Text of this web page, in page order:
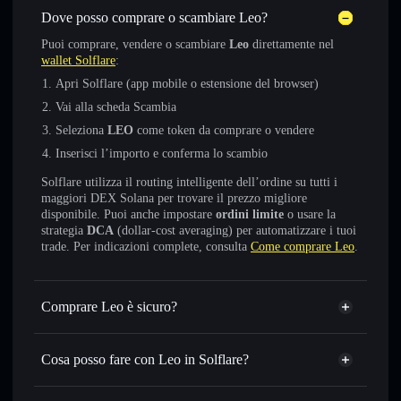
Dove posso comprare o scambiare Leo?
Puoi comprare, vendere o scambiare Leo direttamente nel
wallet Solflare:
Apri Solflare (app mobile o estensione del browser)
Vai alla scheda Scambia
Seleziona LEO come token da comprare o vendere
Inserisci l’importo e conferma lo scambio
Solflare utilizza il routing intelligente dell’ordine su tutti i
maggiori DEX Solana per trovare il prezzo migliore
disponibile. Puoi anche impostare ordini limite o usare la
strategia DCA (dollar-cost averaging) per automatizzare i tuoi
trade. Per indicazioni complete, consulta Come comprare Leo.
Comprare Leo è sicuro?
Leo token verificato
Cosa posso fare con Leo in Solflare?
Leo
wallet Solflare